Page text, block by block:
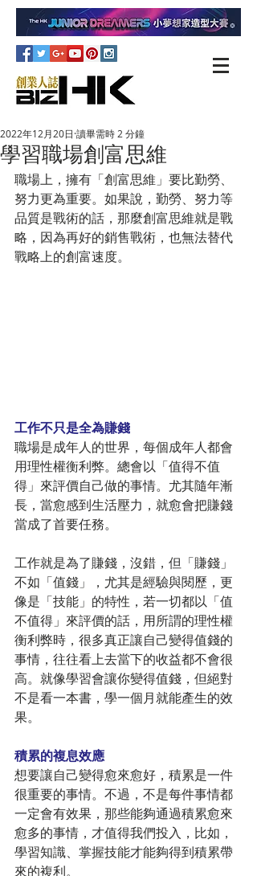
學習職場創富思維
2022年12月20日 讀畢需時 2 分鐘
職場上，擁有「創富思維」要比勤勞、
努力更為重要。如果說，勤勞、努力等
品質是戰術的話，那麼創富思維就是戰
略，因為再好的銷售戰術，也無法替代
戰略上的創富速度。
工作不只是全為賺錢
職場是成年人的世界，每個成年人都會
用理性權衡利弊。總會以「值得不值
得」來評價自己做的事情。尤其隨年漸
長，當愈感到生活壓力，就愈會把賺錢
當成了首要任務。
工作就是為了賺錢，沒錯，但「賺錢」
不如「值錢」，尤其是經驗與閱歷，更
像是「技能」的特性，若一切都以「值
不值得」來評價的話，用所謂的理性權
衡利弊時，很多真正讓自己變得值錢的
事情，往往看上去當下的收益都不會很
高。就像學習會讓你變得值錢，但絕對
不是看一本書，學一個月就能產生的效
果。
積累的複息效應
想要讓自己變得愈來愈好，積累是一件
很重要的事情。不過，不是每件事情都
一定會有效果，那些能夠通過積累愈來
愈多的事情，才值得我們投入，比如，
學習知識、掌握技能才能夠得到積累帶
來的複利。